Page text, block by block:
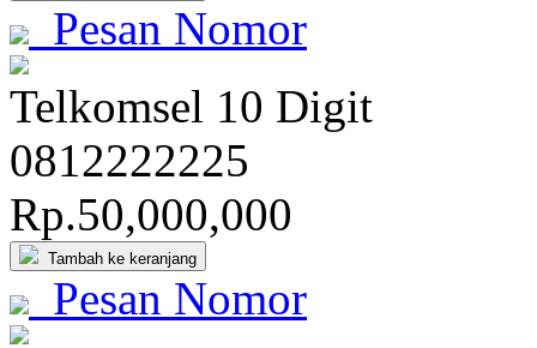
Pesan Nomor
Telkomsel 10 Digit
0812222225
Rp.50,000,000
Tambah ke keranjang
Pesan Nomor